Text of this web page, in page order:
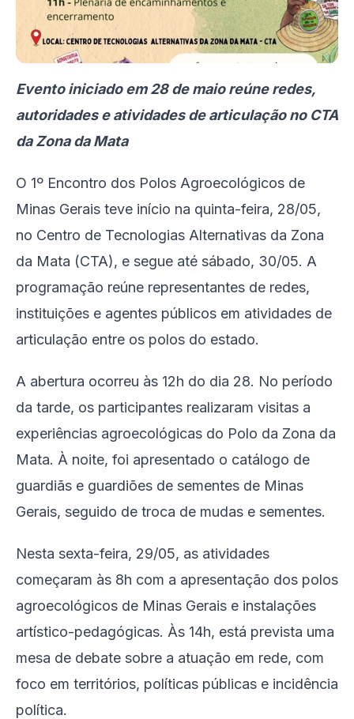
Evento iniciado em 28 de maio reúne redes,
autoridades e atividades de articulação no CTA
da Zona da Mata
O 1º Encontro dos Polos Agroecológicos de
Minas Gerais teve início na quinta-feira, 28/05,
no Centro de Tecnologias Alternativas da Zona
da Mata (CTA), e segue até sábado, 30/05. A
programação reúne representantes de redes,
instituições e agentes públicos em atividades de
articulação entre os polos do estado.
A abertura ocorreu às 12h do dia 28. No período
da tarde, os participantes realizaram visitas a
experiências agroecológicas do Polo da Zona da
Mata. À noite, foi apresentado o catálogo de
guardiãs e guardiões de sementes de Minas
Gerais, seguido de troca de mudas e sementes.
Nesta sexta-feira, 29/05, as atividades
começaram às 8h com a apresentação dos polos
agroecológicos de Minas Gerais e instalações
artístico-pedagógicas. Às 14h, está prevista uma
mesa de debate sobre a atuação em rede, com
foco em territórios, políticas públicas e incidência
política.